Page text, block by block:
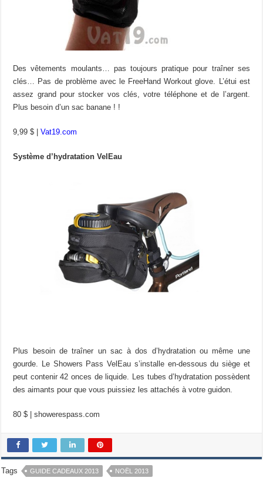
Des vêtements moulants… pas toujours pratique pour traîner ses
clés… Pas de problème avec le FreeHand Workout glove. L’étui est
assez grand pour stocker vos clés, votre téléphone et de l’argent.
Plus besoin d’un sac banane ! !
9,99 $ |Vat19.com
Système d’hydratation VelEau
Plus besoin de traîner un sac à dos d’hydratation ou même une
gourde. Le Showers Pass VelEau s’installe en-dessous du siège et
peut contenir 42 onces de liquide. Les tubes d’hydratation possèdent
des aimants pour que vous puissiez les attachés à votre guidon.
80 $ | showerespass.com
Tags GUIDE CADEAUX 2013 NOËL 2013